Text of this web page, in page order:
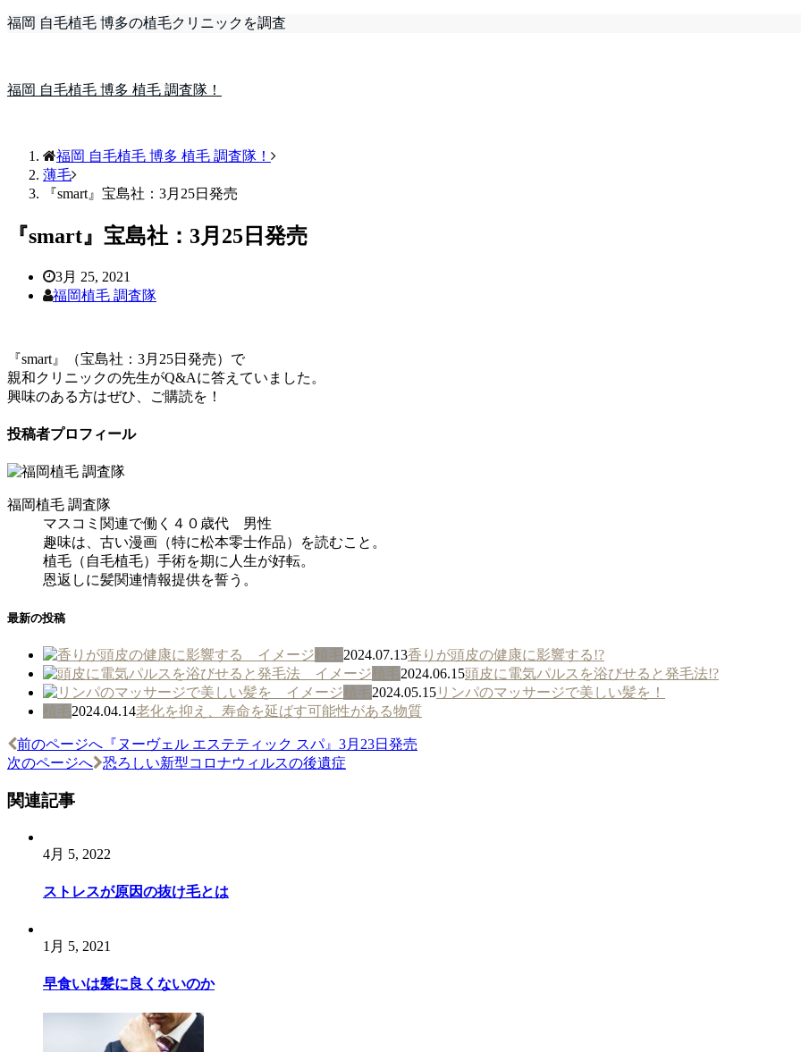
福岡 自毛植毛 博多の植毛クリニックを調査
福岡 自毛植毛 博多 植毛 調査隊！
福岡 自毛植毛 博多 植毛 調査隊！
薄毛
『smart』宝島社：3月25日発売
『smart』宝島社：3月25日発売
3月 25, 2021
福岡植毛 調査隊
『smart』（宝島社：3月25日発売）で
親和クリニックの先生がQ&Aに答えていました。
興味のある方はぜひ、ご購読を！
投稿者プロフィール
福岡植毛 調査隊
マスコミ関連で働く４０歳代 男性
趣味は、古い漫画（特に松本零士作品）を読むこと。
植毛（自毛植毛）手術を期に人生が好転。
恩返しに髪関連情報提供を誓う。
最新の投稿
植毛 2024.07.13香りが頭皮の健康に影響する!?
植毛 2024.06.15頭皮に電気パルスを浴びせると発毛法!?
植毛 2024.05.15リンパのマッサージで美しい髪を！
植毛 2024.04.14老化を抑え、寿命を延ばす可能性がある物質
投
稿
ナ
前のページへ 『ヌーヴェル エステティック スパ』3月23日発売
次のページへ
恐ろしい新型コロナウィルスの後遺症
関連記事
4月 5, 2022
ストレスが原因の抜け毛とは
1月 5, 2021
早食いは髪に良くないのか